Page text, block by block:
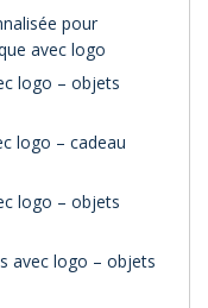
pour
avec logo
logo – objets
logo – cadeau
logo – objets
avec logo – objets